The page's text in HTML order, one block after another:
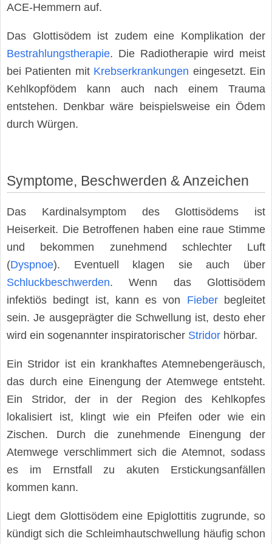
ACE-Hemmern auf.
Das Glottisödem ist zudem eine Komplikation der
Bestrahlungstherapie. Die Radiotherapie wird meist
bei Patienten mit Krebserkrankungen eingesetzt. Ein
Kehlkopfödem kann auch nach einem Trauma
entstehen. Denkbar wäre beispielsweise ein Ödem
durch Würgen.
Symptome, Beschwerden & Anzeichen
Das Kardinalsymptom des Glottisödems ist
Heiserkeit. Die Betroffenen haben eine raue Stimme
und bekommen zunehmend schlechter Luft
(Dyspnoe). Eventuell klagen sie auch über
Schluckbeschwerden. Wenn das Glottisödem
infektiös bedingt ist, kann es von Fieberbegleitet
sein. Je ausgeprägter die Schwellung ist, desto eher
wird ein sogenannter inspiratorischer Stridor hörbar.
Ein Stridor ist ein krankhaftes Atemnebengeräusch,
das durch eine Einengung der Atemwege entsteht.
Ein Stridor, der in der Region des Kehlkopfes
lokalisiert ist, klingt wie ein Pfeifen oder wie ein
Zischen. Durch die zunehmende Einengung der
Atemwege verschlimmert sich die Atemnot, sodass
es im Ernstfall zu akuten Erstickungsanfällen
kommen kann.
Liegt dem Glottisödem eine Epiglottitis zugrunde, so
kündigt sich die Schleimhautschwellung häufig schon